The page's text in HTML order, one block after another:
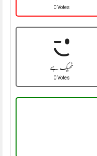
0 Votes
ٹھیک ہے
0 Votes